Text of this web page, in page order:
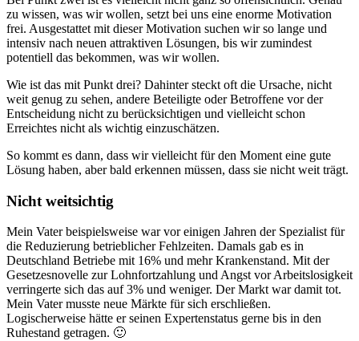
zu wissen, was wir wollen, setzt bei uns eine enorme Motivation
frei. Ausgestattet mit dieser Motivation suchen wir so lange und
intensiv nach neuen attraktiven Lösungen, bis wir zumindest
potentiell das bekommen, was wir wollen.
Wie ist das mit Punkt drei? Dahinter steckt oft die Ursache, nicht
weit genug zu sehen, andere Beteiligte oder Betroffene vor der
Entscheidung nicht zu berücksichtigen und vielleicht schon
Erreichtes nicht als wichtig einzuschätzen.
So kommt es dann, dass wir vielleicht für den Moment eine gute
Lösung haben, aber bald erkennen müssen, dass sie nicht weit trägt.
Nicht weitsichtig
Mein Vater beispielsweise war vor einigen Jahren der Spezialist für
die Reduzierung betrieblicher Fehlzeiten. Damals gab es in
Deutschland Betriebe mit 16% und mehr Krankenstand. Mit der
Gesetzesnovelle zur Lohnfortzahlung und Angst vor Arbeitslosigkeit
verringerte sich das auf 3% und weniger. Der Markt war damit tot.
Mein Vater musste neue Märkte für sich erschließen.
Logischerweise hätte er seinen Expertenstatus gerne bis in den
Ruhestand getragen. 🙂